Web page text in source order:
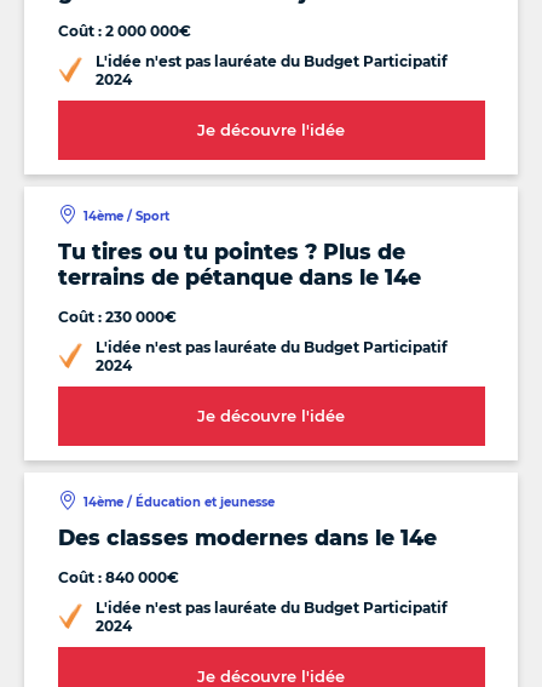
Coût : 2 000 000€
L'idée n'est pas lauréate du Budget Participatif
2024
Je découvre l'idée
Tu tires ou tu pointes ? Plus de
terrains de pétanque dans le 14e
14ème / Sport
Coût : 230 000€
L'idée n'est pas lauréate du Budget Participatif
2024
Je découvre l'idée
Des classes modernes dans le 14e
14ème / Éducation et jeunesse
Coût : 840 000€
L'idée n'est pas lauréate du Budget Participatif
2024
Je découvre l'idée